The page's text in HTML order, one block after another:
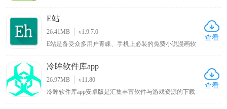
新游戏体验，软件提供前后左右和俯仰六个视角方便涂
色，确保无死角遗漏，绘制完成的皮肤可直接保存至手机
相册，便于随时使用 。
E站
26.41MB
v1.9.7.0
E站是备受众多用户青睐、手机上必装的免费小说漫画软
该新版本软件将各种功能免费提供给用户，为漫画爱好者
带来丰富多样且免费便捷的阅读体验 。
查看
冷眸软件库app
26.97MB
v11.80
冷眸软件库app安卓版是汇集丰富软件与游戏资源的下载
查看